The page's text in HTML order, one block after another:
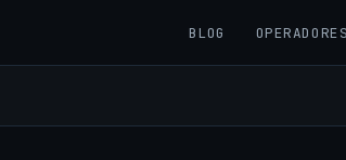
BLOG OPERADORES